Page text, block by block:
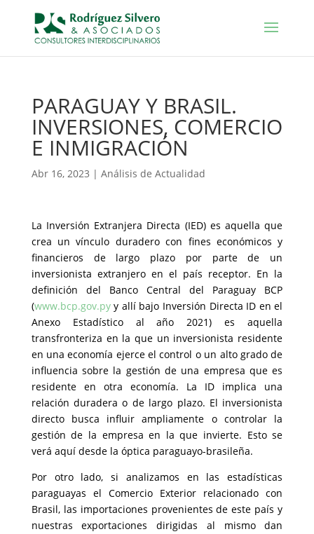
PARAGUAY Y BRASIL.
INVERSIONES, COMERCIO
E INMIGRACIÓN
Abr 16, 2023 | Análisis de Actualidad
La Inversión Extranjera Directa (IED) es aquella que
crea un vínculo duradero con fines económicos y
financieros de largo plazo por parte de un
inversionista extranjero en el país receptor. En la
definición del Banco Central del Paraguay BCP
(www.bcp.gov.pyy allí bajo Inversión Directa ID en el
Anexo Estadístico al año 2021) es aquella
transfronteriza en la que un inversionista residente
en una economía ejerce el control o un alto grado de
influencia sobre la gestión de una empresa que es
residente en otra economía. La ID implica una
relación duradera o de largo plazo. El inversionista
directo busca influir ampliamente o controlar la
gestión de la empresa en la que invierte. Esto se
verá aquí desde la óptica paraguayo-brasileña.
Por otro lado, si analizamos en las estadísticas
paraguayas el Comercio Exterior relacionado con
Brasil, las importaciones provenientes de este país y
nuestras exportaciones dirigidas al mismo dan